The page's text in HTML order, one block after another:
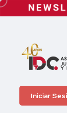
Iniciar